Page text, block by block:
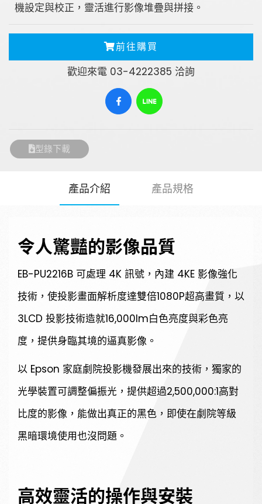
機設定與校正，靈活進行影像堆疊與拼接。
前往購買
歡迎來電 03-4222385 洽詢
型錄下載
產品介紹 產品規格
令人驚豔的影像品質
EB-PU2216B 可處理 4K 訊號，內建 4KE 影像強化
技術，使投影畫面解析度達雙倍1080P超高畫質，以
3LCD 投影技術造就16,000lm白色亮度與彩色亮
度，提供身臨其境的逼真影像。
以 Epson 家庭劇院投影機發展出來的技術，獨家的
光學裝置可調整偏振光，提供超過2,500,000:1高對
比度的影像，能做出真正的黑色，即使在劇院等級
黑暗環境使用也沒問題。
高效靈活的操作與安裝